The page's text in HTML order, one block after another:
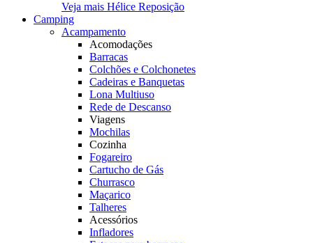
Veja mais Hélice Reposição
Camping
Acampamento
Acomodações
Barracas
Colchões e Colchonetes
Cadeiras e Banquetas
Lona Multiuso
Rede de Descanso
Viagens
Mochilas
Cozinha
Fogareiro
Cartucho de Gás
Churrasco
Maçarico
Talheres
Acessórios
Infladores